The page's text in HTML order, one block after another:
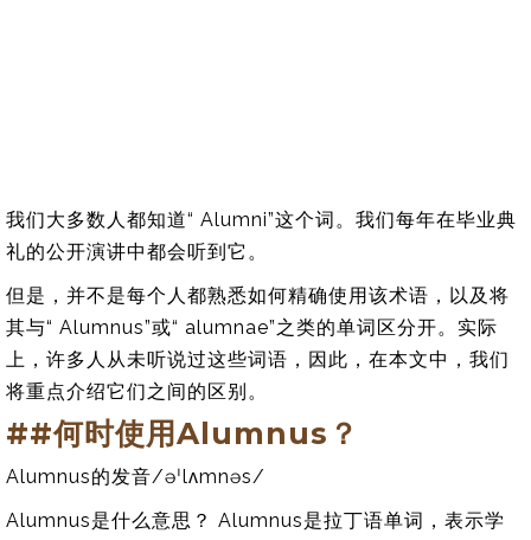
我们大多数人都知道“ Alumni”这个词。我们每年在毕业典
礼的公开演讲中都会听到它。
但是，并不是每个人都熟悉如何精确使用该术语，以及将
其与“ Alumnus”或“ alumnae”之类的单词区分开。实际
上，许多人从未听说过这些词语，因此，在本文中，我们
将重点介绍它们之间的区别。
##何时使用Alumnus？
Alumnus的发音/əˈlʌmnəs/
Alumnus是什么意思？ Alumnus是拉丁语单词，表示学